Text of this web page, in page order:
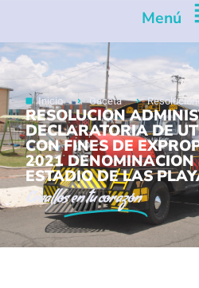
Menú
Inicio Gaceta
RESOLUCION
DECLARATORIA DE
CON FINES DE
2021 DENOMINACION
ESTADIO DE LAS
Cevallosen tu corazón